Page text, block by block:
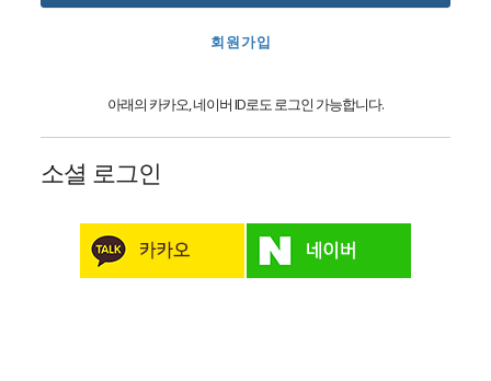
회원가입
아래의 카카오, 네이버 ID로도 로그인 가능합니다.
소셜 로그인